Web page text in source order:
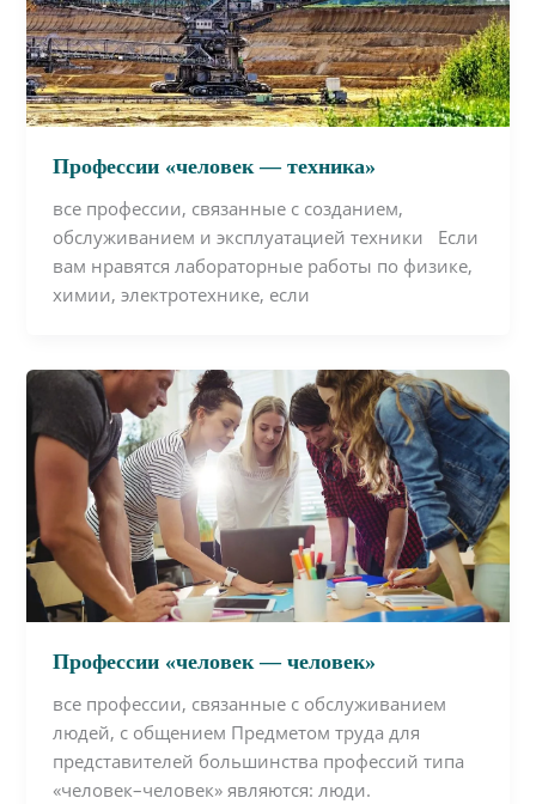
Профессии «человек — техника»
все профессии, связанные с созданием,
обслуживанием и эксплуатацией техники Если
вам нравятся лабораторные работы по физике,
химии, электротехнике, если
Профессии «человек — человек»
все профессии, связанные с обслуживанием
людей, с общением Предметом труда для
представителей большинства профессий типа
«человек–человек» являются: люди.